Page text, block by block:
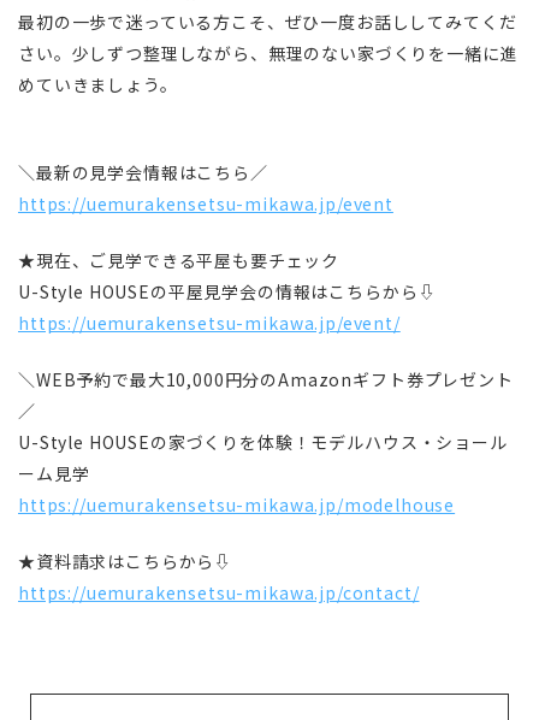
最初の一歩で迷っている方こそ、ぜひ一度お話ししてみてくだ
さい。少しずつ整理しながら、無理のない家づくりを一緒に進
めていきましょう。
＼最新の見学会情報はこちら／
https://uemurakensetsu-mikawa.jp/event
★現在、ご見学できる平屋も要チェック
U-Style HOUSEの平屋見学会の情報はこちらから⇩
https://uemurakensetsu-mikawa.jp/event/
＼WEB予約で最大10,000円分のAmazonギフト券プレゼント
／
U-Style HOUSEの家づくりを体験！モデルハウス・ショール
ーム見学
https://uemurakensetsu-mikawa.jp/modelhouse
★資料請求はこちらから⇩
https://uemurakensetsu-mikawa.jp/contact/